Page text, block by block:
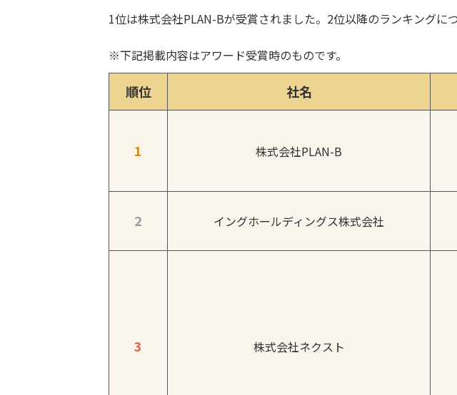
1位は株式会社PLAN-Bが受賞されました。2位以降のランキングに
※下記掲載内容はアワード受賞時のものです。
順位 社名
1 株式会社PLAN-B
2 イングホールディングス株式会社
3 株式会社ネクスト